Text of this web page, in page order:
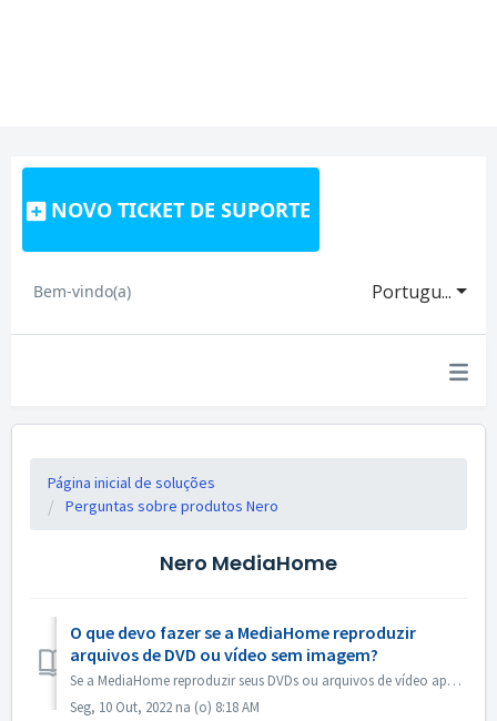
NOVO TICKET DE SUPORTE
Portugu...
Bem-vindo(a)
Página inicial de soluções
Perguntas sobre produtos Nero
Nero MediaHome
O que devo fazer se a MediaHome reproduzir
arquivos de DVD ou vídeo sem imagem?
Se a MediaHome reproduzir seus DVDs ou arquivos de vídeo apenas com áudio, mas sem imagem, ou se a imagem piscar anormalmente, por favor abra MediaHome Opti...
Seg, 10 Out, 2022 na (o) 8:18 AM